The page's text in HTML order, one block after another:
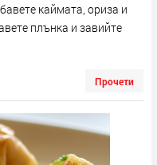
каймата, ориза и
плънка и завийте
Прочети